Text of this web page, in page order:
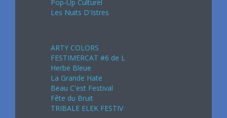
Pop-Up Culturel
Les Nuits D'Istres
ARTY COLORS
FESTIMERCAT #6 de L
Herbe Bleue
La Grande Hate
Beau C'est Festival
Fête du Bruit
TRIBALE ELEK FESTIV